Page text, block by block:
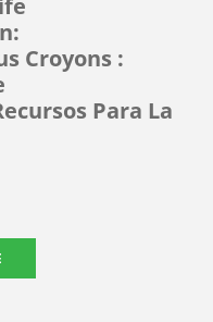
Croyons :
Para La